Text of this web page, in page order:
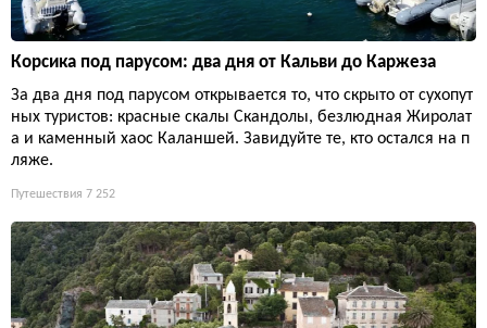
Корсика под парусом: два дня от Кальви до Каржеза
За два дня под парусом открывается то, что скрыто от сухопут
ных туристов: красные скалы Скандолы, безлюдная Жиролат
а и каменный хаос Каланшей. Завидуйте те, кто остался на п
ляже.
Путешествия 7 252